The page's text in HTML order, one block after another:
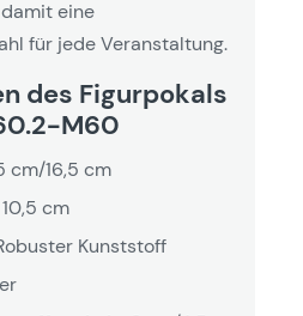
eine
für jede Veranstaltung.
des Figurpokals
M60
cm/16,5 cm
10,5 cm
Kunststoff